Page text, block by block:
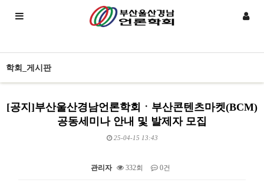
학회_게시판
[공지]부산울산경남언론학회ㆍ부산콘텐츠마켓(BCM)
공동세미나 안내 및 발제자 모집
25-04-15 13:43
관리자 332회 0건